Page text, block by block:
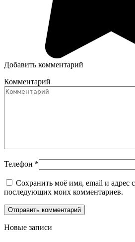
Добавить комментарий
Комментарий
Телефон *
Сохранить моё имя, email и адрес
последующих моих комментариев.
Новые записи